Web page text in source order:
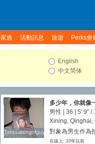
家族 活動訊息 旅遊 Perks會
English
中文简体
Teresatengofguyu
Teresatengofguyu
多少年，你就像
的倩影却悄悄地
男性 | 36 | 5' 9" /
Xining, Qinghai,
對象為男生作為
在線上: 10年以前